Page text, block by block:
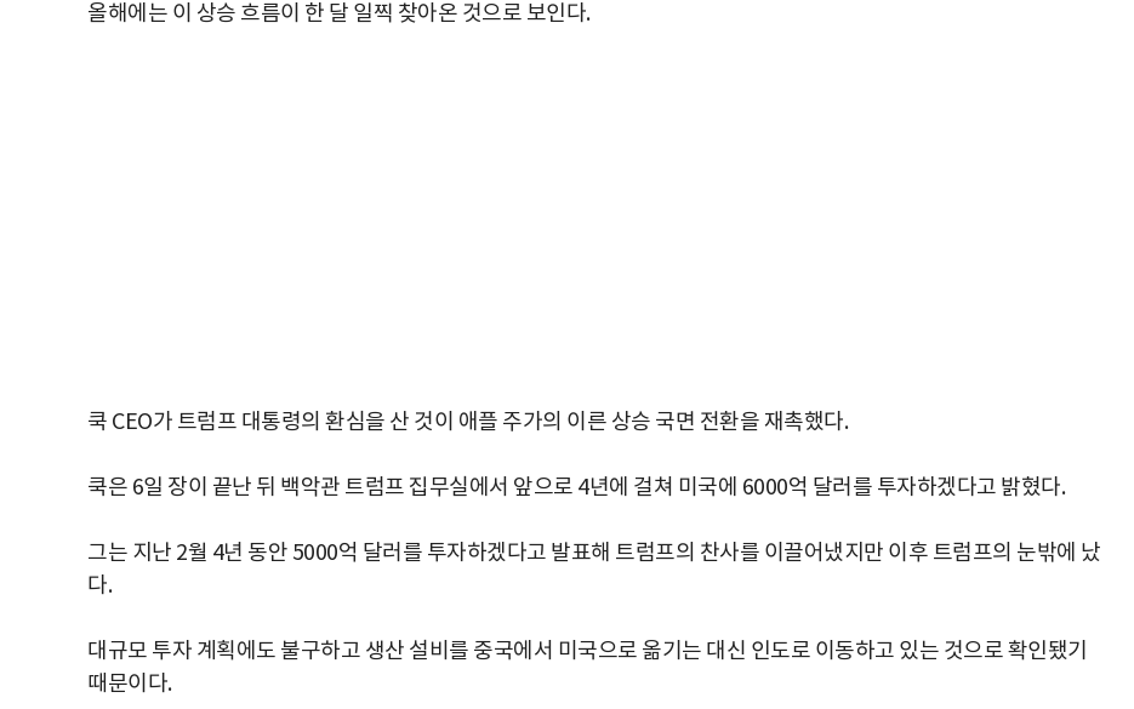
올해에는 이 상승 흐름이 한 달 일찍 찾아온 것으로 보인다.
쿡 CEO가 트럼프 대통령의 환심을 산 것이 애플 주가의 이른 상승 국면 전환을 재촉했다.
쿡은 6일 장이 끝난 뒤 백악관 트럼프 집무실에서 앞으로 4년에 걸쳐 미국에 6000억 달러를 투자하겠다고 밝혔다.
그는 지난 2월 4년 동안 5000억 달러를 투자하겠다고 발표해 트럼프의 찬사를 이끌어냈지만 이후 트럼프의 눈밖에 났
다.
대규모 투자 계획에도 불구하고 생산 설비를 중국에서 미국으로 옮기는 대신 인도로 이동하고 있는 것으로 확인됐기
때문이다.